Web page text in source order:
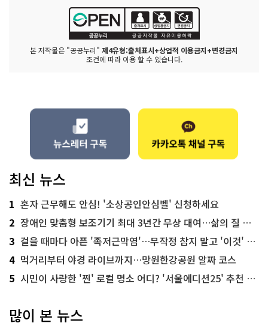
본 저작물은 "공공누리" 제4유형:출처표시+상업적 이용금지+변경금지
조건에 따라 이용 할 수 있습니다.
최신 뉴스
1 혼자 근무해도 안심! '소상공인안심벨' 신청하세요
2 장애인 맞춤형 보조기기 최대 3년간 무상 대여…삶의 질 높인다
3 걸을 때마다 아픈 '족저근막염'…무작정 참지 말고 '이것' 해보세요!
4 먹거리부터 야경 라이브까지…망원한강공원 알짜 코스
5 시민이 사랑한 '찐' 로컬 명소 어디? '서울에디션25' 추천 코스
많이 본 뉴스